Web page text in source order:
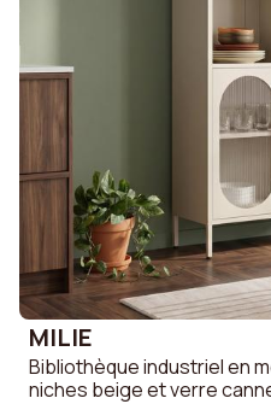
MILIE
Bibliothèque industriel en
niches beige et verre